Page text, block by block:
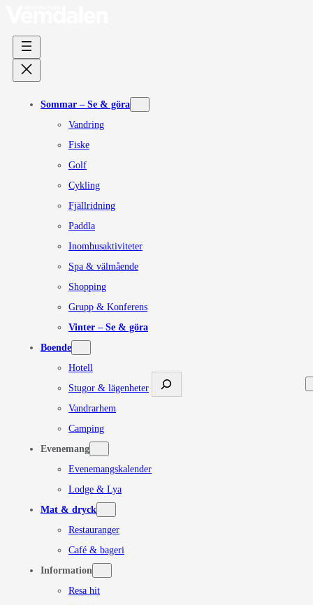
Sommar – Se & göra
Vandring
Fiske
Golf
Cykling
Fjällridning
Paddla
Inomhusaktiviteter
Spa & välmående
Shopping
Grupp & Konferens
Vinter – Se & göra
Boende
Hotell
Stugor & lägenheter
Vandrarhem
Camping
Evenemang
Evenemangskalender
Lodge & Lya
Mat & dryck
Restauranger
Café & bageri
Information
Resa hit
Sök